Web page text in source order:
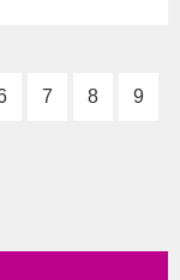
7 8 9